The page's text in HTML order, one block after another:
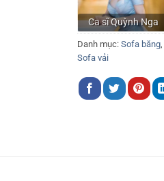
Ca sĩ Quỳnh Nga
Danh mục: Sofa băng
Sofa vải